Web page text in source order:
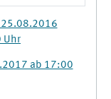
Uhr
ab 17:00